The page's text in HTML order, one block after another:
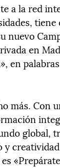
a la red
nuevo
en
en
más. Con
global,